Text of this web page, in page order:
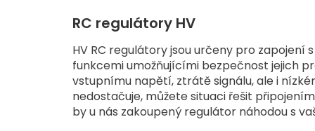
RC regulátory HV
HV RC regulátory jsou určeny pro zapojení
funkcemi umožňujícími bezpečnost jejich
vstupnímu napětí, ztrátě signálu, ale i
nedostačuje, můžete situaci řešit
by u nás zakoupený regulátor náhodou s